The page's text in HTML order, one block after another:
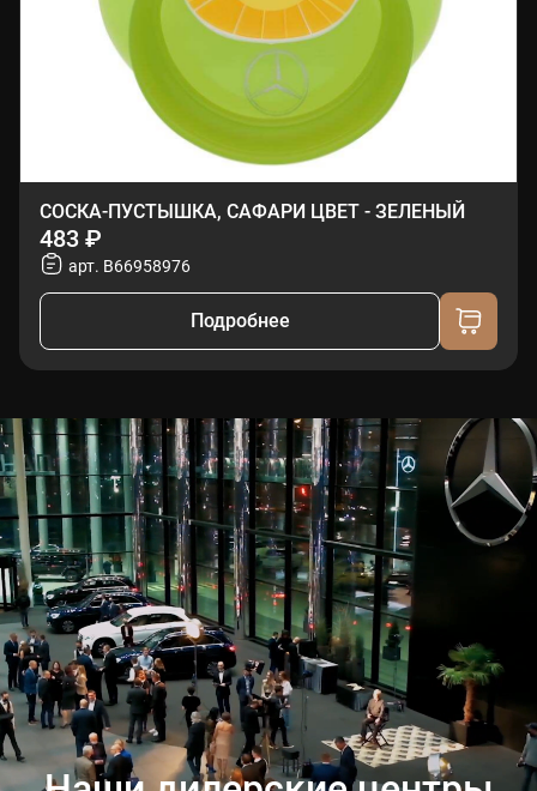
СОСКА-ПУСТЫШКА, САФАРИ ЦВЕТ - ЗЕЛЕНЫЙ
483 ₽
арт. B66958976
Подробнее